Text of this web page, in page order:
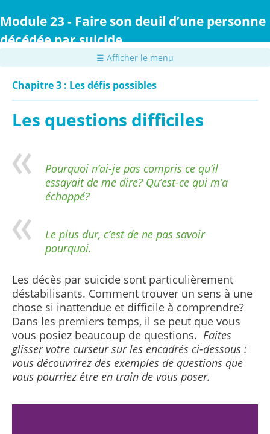
au
principal
Module 23 - Faire son deuil d’une personne
décédée par suicide
☰ Afficher le menu
Chapitre 3 : Les défis possibles
Les questions difficiles
Pourquoi n’ai-je pas compris ce qu’il
essayait de me dire? Qu’est-ce qui m’a
échappé?
Le plus dur, c’est de ne pas savoir
pourquoi.
Les décès par suicide sont particulièrement
déstabilisants. Comment trouver un sens à une
chose si inattendue et difficile à comprendre?
Dans les premiers temps, il se peut que vous
vous posiez beaucoup de questions. Faites
glisser votre curseur sur les encadrés ci-dessous :
vous découvrirez des exemples de questions que
vous pourriez être en train de vous poser.